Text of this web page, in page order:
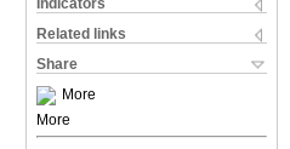
Indicators
Related links
Share
More
More